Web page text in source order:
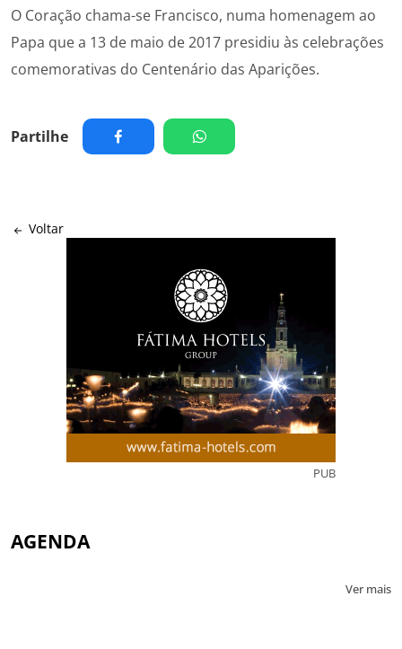
O Coração chama-se Francisco, numa homenagem ao
Papa que a 13 de maio de 2017 presidiu às celebrações
comemorativas do Centenário das Aparições.
Partilhe
Voltar
PUB
AGENDA
Ver mais